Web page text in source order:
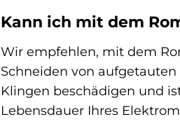
Kann ich mit dem
Wir empfehlen, mit dem
Schneiden von
Klingen beschädigen und
Lebensdauer Ihres